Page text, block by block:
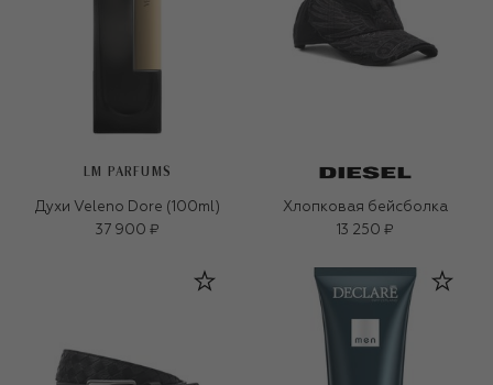
LM PARFUMS
Духи Veleno Dore (100ml)
37 900 ₽
Хлопковая бейсболка
13 250 ₽